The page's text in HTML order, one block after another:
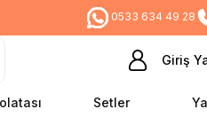
0533 634 49 28
Giriş
Setler